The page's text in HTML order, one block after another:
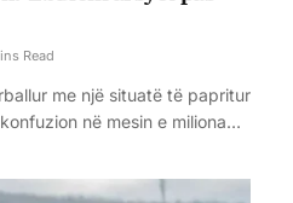
Read
me një situatë të papritur
në mesin e miliona…